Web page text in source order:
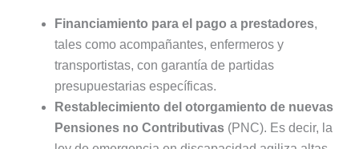
Financiamiento para el pago a prestadores,
tales como acompañantes, enfermeros y
transportistas, con garantía de partidas
presupuestarias específicas.
Restablecimiento del otorgamiento de nuevas
Pensiones no Contributivas (PNC). Es decir, la